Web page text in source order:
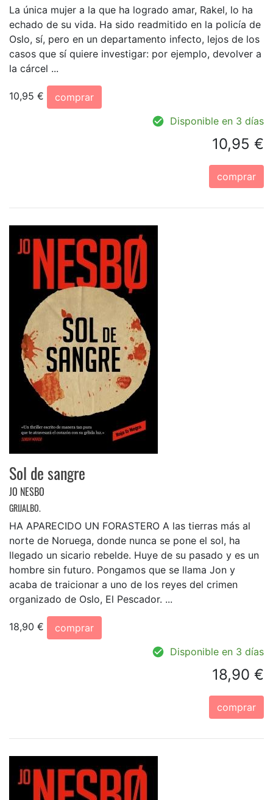
La única mujer a la que ha logrado amar, Rakel, lo ha
echado de su vida. Ha sido readmitido en la policía de
Oslo, sí, pero en un departamento infecto, lejos de los
casos que sí quiere investigar: por ejemplo, devolver a
la cárcel ...
10,95 €
comprar
Disponible en 3 días
10,95 €
comprar
Sol de sangre
JO NESBO
GRIJALBO.
HA APARECIDO UN FORASTERO A las tierras más al
norte de Noruega, donde nunca se pone el sol, ha
llegado un sicario rebelde. Huye de su pasado y es un
hombre sin futuro. Pongamos que se llama Jon y
acaba de traicionar a uno de los reyes del crimen
organizado de Oslo, El Pescador. ...
18,90 €
comprar
Disponible en 3 días
18,90 €
comprar